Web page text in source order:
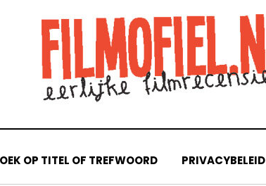
OP TITEL OF TREFWOORD PRIVACYBELEID